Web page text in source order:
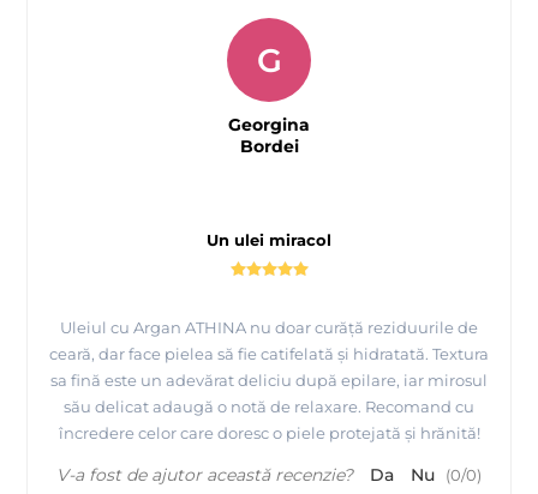
Un ulei miracol
Uleiul cu Argan ATHINA nu doar curăță reziduurile de
ceară, dar face pielea să fie catifelată și hidratată. Textura
sa fină este un adevărat deliciu după epilare, iar mirosul
său delicat adaugă o notă de relaxare. Recomand cu
încredere celor care doresc o piele protejată și hrănită!
G
Georgina
Bordei
V-a fost de ajutor această recenzie? Da Nu (0/0)